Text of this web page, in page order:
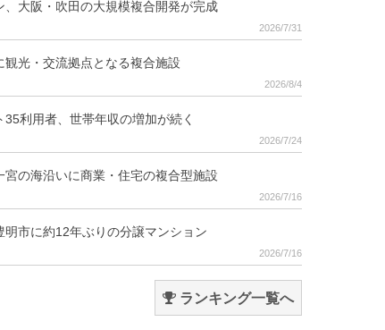
、大阪・吹田の大規模複合開発が完成
2026/7/31
観光・交流拠点となる複合施設
2026/8/4
35利用者、世帯年収の増加が続く
2026/7/24
宮の海沿いに商業・住宅の複合型施設
2026/7/16
明市に約12年ぶりの分譲マンション
2026/7/16
ランキング一覧へ